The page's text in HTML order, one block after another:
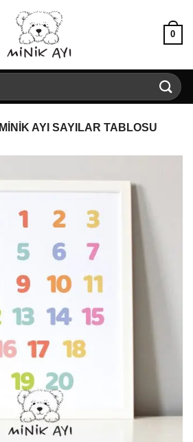
0
MINIK AYI SAYILAR TABLOSU